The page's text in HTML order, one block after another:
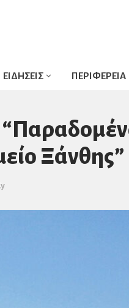
ΕΙΔΗΣΕΙΣ ΠΕΡΙΦΕΡΕΙΑ
Ξάνθης”